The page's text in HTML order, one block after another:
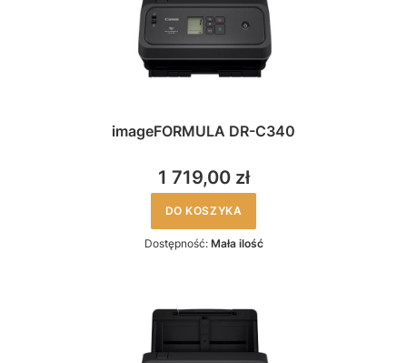
imageFORMULA DR-C340
1 719,00 zł
DO KOSZYKA
Dostępność: Mała ilość